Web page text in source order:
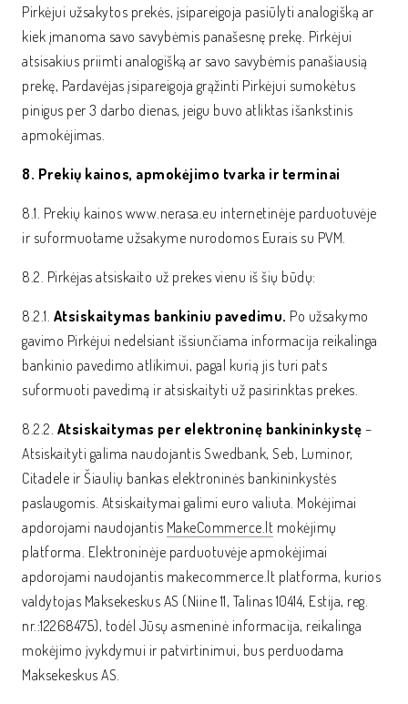
Pirkėjui užsakytos prekės, įsipareigoja pasiūlyti analogišką ar
kiek įmanoma savo savybėmis panašesnę prekę. Pirkėjui
atsisakius priimti analogišką ar savo savybėmis panašiausią
prekę, Pardavėjas įsipareigoja grąžinti Pirkėjui sumokėtus
pinigus per 3 darbo dienas, jeigu buvo atliktas išankstinis
apmokėjimas.
8. Prekių kainos, apmokėjimo tvarka ir terminai
8.1. Prekių kainos www.nerasa.eu internetinėje parduotuvėje
ir suformuotame užsakyme nurodomos Eurais su PVM.
8.2. Pirkėjas atsiskaito už prekes vienu iš šių būdų:
8.2.1. Atsiskaitymas bankiniu pavedimu. Po užsakymo
gavimo Pirkėjui nedelsiant išsiunčiama informacija reikalinga
bankinio pavedimo atlikimui, pagal kurią jis turi pats
suformuoti pavedimą ir atsiskaityti už pasirinktas prekes.
8.2.2. Atsiskaitymas per elektroninę bankininkystę –
Atsiskaityti galima naudojantis Swedbank, Seb, Luminor,
Citadele ir Šiaulių bankas elektroninės bankininkystės
paslaugomis. Atsiskaitymai galimi euro valiuta. Mokėjimai
apdorojami naudojantis MakeCommerce.lt mokėjimų
platforma. Elektroninėje parduotuvėje apmokėjimai
apdorojami naudojantis makecommerce.lt platforma, kurios
valdytojas Maksekeskus AS (Niine 11, Talinas 10414, Estija, reg.
nr.:12268475), todėl Jūsų asmeninė informacija, reikalinga
mokėjimo įvykdymui ir patvirtinimui, bus perduodama
Maksekeskus AS.